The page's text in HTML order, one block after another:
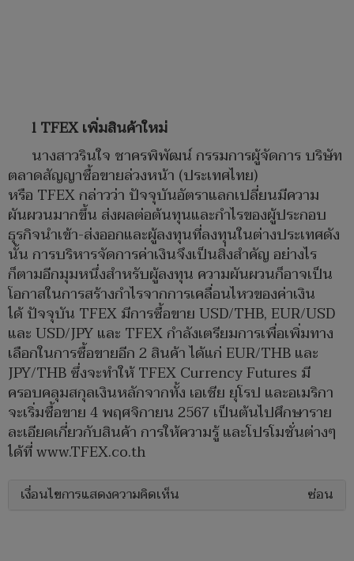
l TFEX เพิ่มสินค้าใหม่
นางสาวรินใจ ชาครพิพัฒน์ กรรมการผู้จัดการ บริษัท
ตลาดสัญญาซื้อขายล่วงหน้า (ประเทศไทย)
หรือ TFEX กล่าวว่า ปัจจุบันอัตราแลกเปลี่ยนมีความ
ผันผวนมากขึ้น ส่งผลต่อต้นทุนและกำไรของผู้ประกอบ
ธุรกิจนำเข้า-ส่งออกและผู้ลงทุนที่ลงทุนในต่างประเทศดัง
นั้น การบริหารจัดการค่าเงินจึงเป็นสิ่งสำคัญ อย่างไร
ก็ตามอีกมุมหนึ่งสำหรับผู้ลงทุน ความผันผวนก็อาจเป็น
โอกาสในการสร้างกำไรจากการเคลื่อนไหวของค่าเงิน
ได้ ปัจจุบัน TFEX มีการซื้อขาย USD/THB, EUR/USD
และ USD/JPY และ TFEX กำลังเตรียมการเพื่อเพิ่มทาง
เลือกในการซื้อขายอีก 2 สินค้า ได้แก่ EUR/THB และ
JPY/THB ซึ่งจะทำให้ TFEX Currency Futures มี
ครอบคลุมสกุลเงินหลักจากทั้ง เอเชีย ยุโรป และอเมริกา
จะเริ่มซื้อขาย 4 พฤศจิกายน 2567 เป็นต้นไปศึกษาราย
ละเอียดเกี่ยวกับสินค้า การให้ความรู้ และโปรโมชั่นต่างๆ
ได้ที่ www.TFEX.co.th
เงื่อนไขการแสดงความคิดเห็น ซ่อน